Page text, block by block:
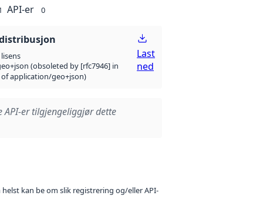
API-er 0
(obsoleted by [rfc7946] in
application/geo+json)
Last
ned
API-er tilgjengeliggjør dette
kan be om slik registrering og/eller API-